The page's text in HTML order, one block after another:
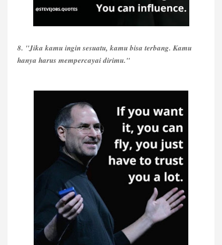
8. "Jika kamu ingin sesuatu, kamu bisa terbang. Kamu
hanya harus mempercayai dirimu."